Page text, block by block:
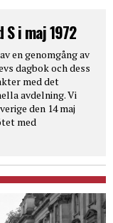
i maj 1972
en genomgång av
dagbok och dess
med det
avdelning. Vi
den 14 maj
med